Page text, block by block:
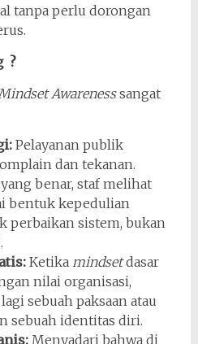
tanpa perlu dorongan
?
Mindset Awarenesssangat
Pelayanan publik
dan tekanan.
benar, staf melihat
bentuk kepedulian
perbaikan sistem, bukan
Ketika mindsetdasar
nilai organisasi,
sebuah paksaan atau
sebuah identitas diri.
Menyadari bahwa di